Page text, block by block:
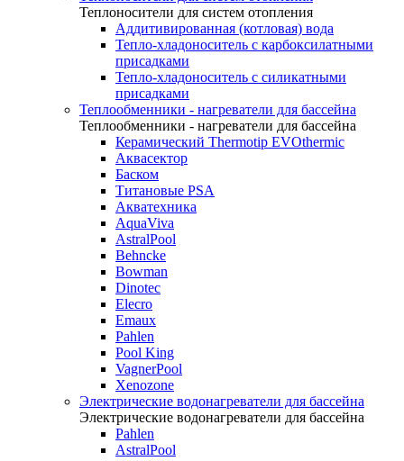
Теплоносители для систем отопления
Аддитивированная (котловая) вода
Тепло-хладоноситель с карбоксилатными
присадками
Тепло-хладоноситель с силикатными
присадками
Теплообменники - нагреватели для бассейна
Теплообменники - нагреватели для бассейна
Керамический Thermotip EVOthermic
Аквасектор
Баском
Титановые PSA
Акватехника
AquaViva
AstralPool
Behncke
Bowman
Dinotec
Elecro
Emaux
Pahlen
Pool King
VagnerPool
Xenozone
Электрические водонагреватели для бассейна
Электрические водонагреватели для бассейна
Pahlen
AstralPool